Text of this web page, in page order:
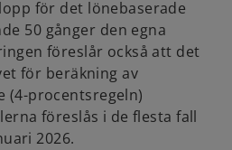
för det lönebaserade
50 gånger den egna
föreslår också att det
för beräkning av
(4-procentsregeln)
föreslås i de flesta fall
2026.